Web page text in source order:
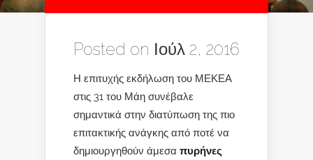
Posted on Ιούλ 2, 2016
Η επιτυχής εκδήλωση του ΜΕΚΕΑ
στις 31 του Μάη συνέβαλε
σημαντικά στην διατύπωση της πιο
επιτακτικής ανάγκης από ποτέ να
δημιουργηθούν άμεσα πυρήνες